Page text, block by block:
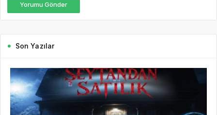
Yorumu Gönder
Son Yazılar